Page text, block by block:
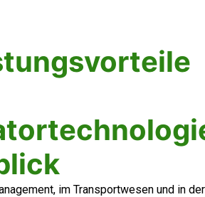
im Transportwesen und in der